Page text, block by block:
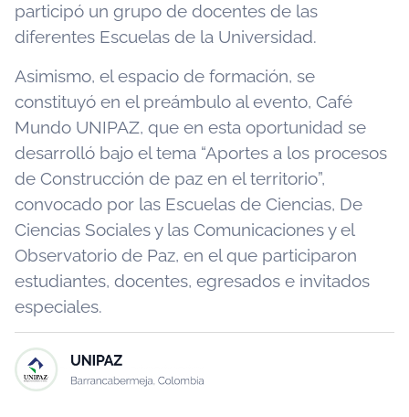
participó un grupo de docentes de las
diferentes Escuelas de la Universidad.
Asimismo, el espacio de formación, se
constituyó en el preámbulo al evento, Café
Mundo UNIPAZ, que en esta oportunidad se
desarrolló bajo el tema “Aportes a los procesos
de Construcción de paz en el territorio”,
convocado por las Escuelas de Ciencias, De
Ciencias Sociales y las Comunicaciones y el
Observatorio de Paz, en el que participaron
estudiantes, docentes, egresados e invitados
especiales.